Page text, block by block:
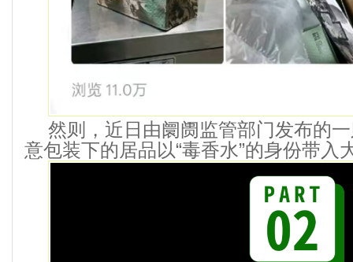
然则，近日由阛阓监管部门发布的
意包装下的居品以“毒香水”的身份带入